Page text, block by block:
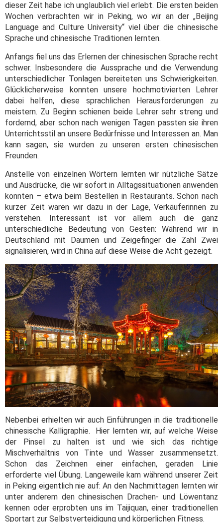
dieser Zeit habe ich unglaublich viel erlebt. Die ersten beiden
Wochen verbrachten wir in Peking, wo wir an der „Beijing
Language and Culture University“ viel über die chinesische
Sprache und chinesische Traditionen lernten.
Anfangs fiel uns das Erlernen der chinesischen Sprache recht
schwer. Insbesondere die Aussprache und die Verwendung
unterschiedlicher Tonlagen bereiteten uns Schwierigkeiten.
Glücklicherweise konnten unsere hochmotivierten Lehrer
dabei helfen, diese sprachlichen Herausforderungen zu
meistern. Zu Beginn schienen beide Lehrer sehr streng und
fordernd, aber schon nach wenigen Tagen passten sie ihren
Unterrichtsstil an unsere Bedürfnisse und Interessen an. Man
kann sagen, sie wurden zu unseren ersten chinesischen
Freunden.
Anstelle von einzelnen Wörtern lernten wir nützliche Sätze
und Ausdrücke, die wir sofort in Alltagssituationen anwenden
konnten – etwa beim Bestellen in Restaurants. Schon nach
kurzer Zeit waren wir dazu in der Lage, Verkäuferinnen zu
verstehen. Interessant ist vor allem auch die ganz
unterschiedliche Bedeutung von Gesten: Während wir in
Deutschland mit Daumen und Zeigefinger die Zahl Zwei
signalisieren, wird in China auf diese Weise die Acht gezeigt.
Nebenbei erhielten wir auch Einführungen in die traditionelle
chinesische Kalligraphie. Hier lernten wir, auf welche Weise
der Pinsel zu halten ist und wie sich das richtige
Mischverhältnis von Tinte und Wasser zusammensetzt.
Schon das Zeichnen einer einfachen, geraden Linie
erforderte viel Übung. Langeweile kam während unserer Zeit
in Peking eigentlich nie auf: An den Nachmittagen lernten wir
unter anderem den chinesischen Drachen- und Löwentanz
kennen oder erprobten uns im Taijiquan, einer traditionellen
Sportart zur Selbstverteidigung und körperlichen Fitness.